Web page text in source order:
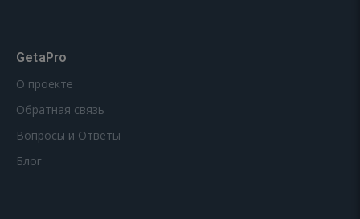
GetaPro
О проекте
Обратная связь
Вопросы и Ответы
Блог